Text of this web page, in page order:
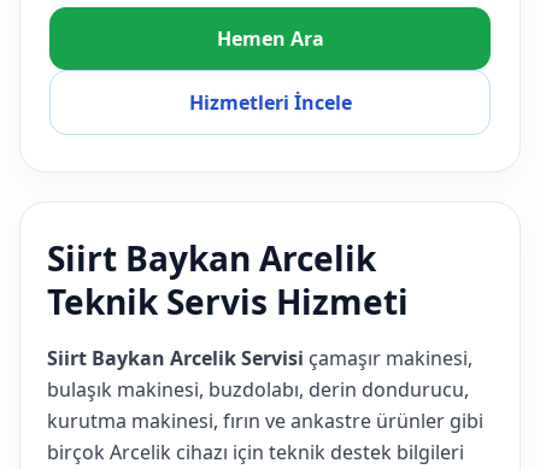
Hemen Ara
Hizmetleri İncele
Siirt Baykan Arcelik
Teknik Servis Hizmeti
Siirt Baykan Arcelik Servisi çamaşır makinesi,
bulaşık makinesi, buzdolabı, derin dondurucu,
kurutma makinesi, fırın ve ankastre ürünler gibi
birçok Arcelik cihazı için teknik destek bilgileri